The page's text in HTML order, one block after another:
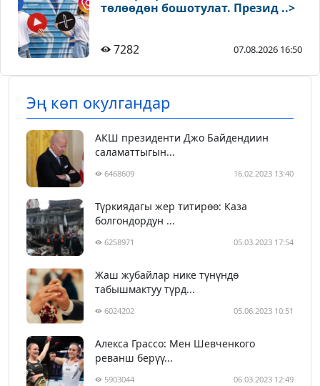
төлөөдөн бошотулат. Презид ..>
7282 07.08.2026 16:50
Эң көп окулгандар
АКШ президенти Джо Байдендиин
саламаттыгын...
6468609 16.02.2023 13:40
Түркиядагы жер титирөө: Каза
болгондордун ...
6258971 05.03.2023 17:54
Жаш жубайлар нике түнүндө
табышмактуу түрд...
6024202 05.06.2023 10:51
Алекса Грассо: Мен Шевченкого
реванш берүү...
5903044 06.03.2023 12:49